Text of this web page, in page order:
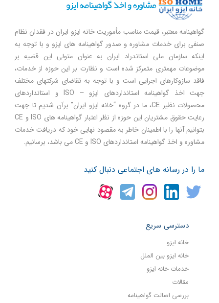
گواهینامه معتبر، قیمت مناسب مأموریت خانه ایزو ایران در فقدان نظام
صنفی برای خدمات مشاوره و صدور گواهینامه های ایزو و با توجه به
اینکه سازمان ملی استاندراد ایران به عنوان متولی این قضیه بر
موضوعات مهمتری متمرکز شده است و نظارت بر این حوزه از خدمات،
فاقد سازوکارهای اجرایی است و با توجه به تقاضای شرکتهای مختلف
جهت اخذ گواهینامه استانداردهای ایزو – ISO و استانداردهای
محصولات نظیر CE، ما در گروه “خانه ایزو ایران” برآن شدیم تا جهت
رعایت حقوق مشتریان این حوزه از نظر اعتبار گواهینامه های ISO و CE
بتوانیم آنها را با اطمینان خاطر به مقصود نهایی خود که دریافت خدمات
مشاوره و اخذ گواهینامه استانداردهای ISO و CE می باشد، برسانیم.
ما را در رسانه های اجتماعی دنبال کنید
دسترسی سریع
خانه ایزو
خانه ایزو بین الملل
خدمات خانه ایزو
مقالات
بررسی اصالت گواهینامه